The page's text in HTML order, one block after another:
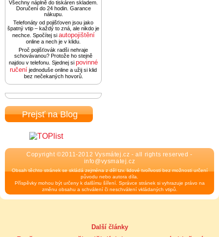
Všechny náplně do tiskáren skladem.
Doručení do 24 hodin. Garance
nákupu.
Telefonáty od pojišťoven jsou jako
špatný vtip – každý to zná, ale nikdo je
nechce. Spočítej si autopojištění
online a nech je v klidu.
Proč pojišťovák radši nehraje
schovávanou? Protože ho stejně
najdou v telefonu. Sjednej si povinné
ručení jednoduše online a užij si klid
bez nečekaných hovorů.
Prejsť na Blog
Copyright ©2011-2012 Vysmátej.cz - all rights reserved -
info@vysmatej.cz
Obsah těchto stránek se skládá zejména z děl tzv. lidové tvořivosti bez možnosti určení
původu nebo autora díla.
Příspěvky mohou být určeny k dalšímu šíření. Správce stránek si vyhrazuje právo na
změnu obsahu a schválení či neschválení vkládaných vtipů.
Další články